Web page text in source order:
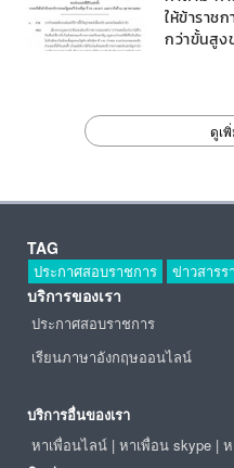
ให้ข้าราช
กว่าขั้นสูง
ดูเ
TAG
ประกาศสอบราชการ ข่าวสารร
บริการของเรา
ประกาศสอบราชการ
เรียนภาษาอังกฤษออนไลน์
บริการอื่นของเรา
หาเพื่อนไลน์ | หาเพื่อน skype |